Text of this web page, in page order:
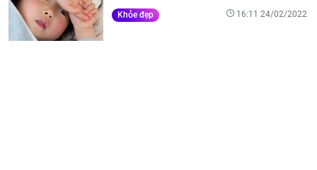
Khỏe đẹp 16:11 24/02/2022